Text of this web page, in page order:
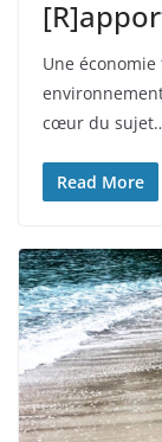
Une
cœur du
Read More